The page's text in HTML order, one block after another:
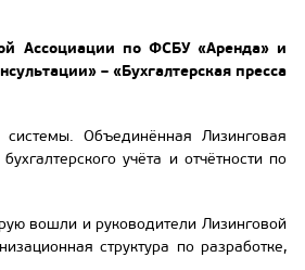
Ассоциации по ФСБУ «Аренда» и
– «Бухгалтерская пресса
Объединённая Лизинговая
учёта и отчётности по
вошли и руководители Лизинговой
структура по разработке,